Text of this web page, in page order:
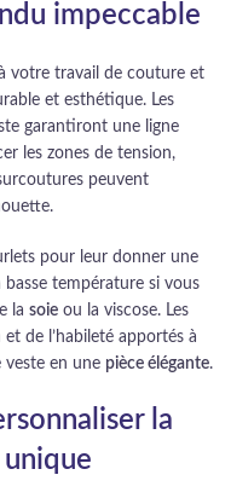
impeccable
votre travail de couture et
et esthétique. Les
garantiront une ligne
les zones de tension,
peuvent
pour leur donner une
température si vous
la soie ou la viscose. Les
de l’habileté apportés à
en une pièce élégante.
la